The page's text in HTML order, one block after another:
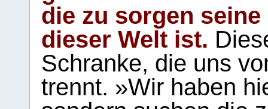
die zu sorgen
dieser Welt ist.
Schranke, die uns
trennt. »Wir haben